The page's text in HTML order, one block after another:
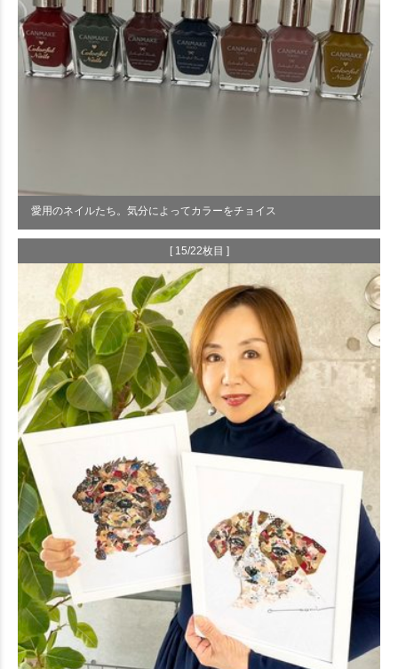
愛用のネイルたち。気分によってカラーをチョイス
[ 15/22枚目 ]